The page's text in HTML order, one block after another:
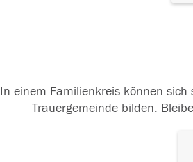
In einem Familienkreis können
Trauergemeinde bilden.